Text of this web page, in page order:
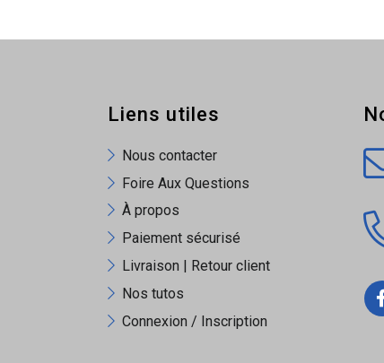
Liens utiles
Nous contacter
Foire Aux Questions
À propos
Paiement sécurisé
Livraison | Retour client
Nos tutos
Connexion / Inscription